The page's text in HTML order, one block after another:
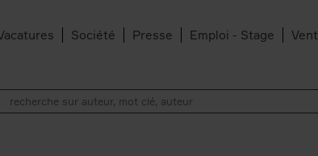
Société Presse Emploi - Stage